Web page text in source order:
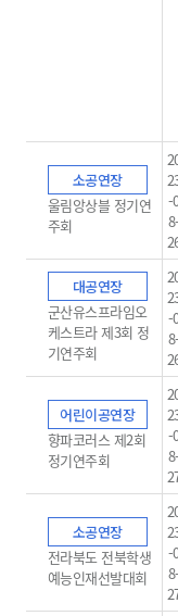
소공연장
울림앙상블 정기연
주회
-
8-
대공연장
군산유스프라임오
케스트라 제3회 정
기연주회
-
8-
어린이공연장
향파코러스 제2회
정기연주회
-
8-
소공연장
전라북도 전북학생
예능인재선발대회
-
8-